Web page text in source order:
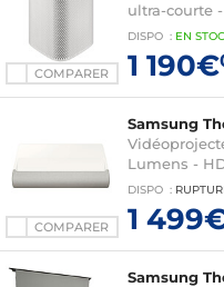
COMPARER
ultra-courte
Fi/Bluetooth/
DISPO : EN
1 190€
COMPARER
Samsung
Lumens -
TV Tizen -
son 2.2 30
DISPO :
1
Samsung